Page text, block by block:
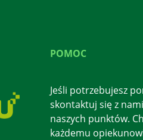
POMOC
Jeśli potrzebujesz
skontaktuj się z
naszych punktów.
każdemu